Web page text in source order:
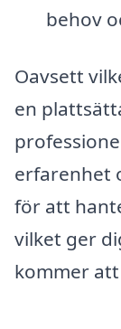
behov
Oavsett
en
erfarenhet
för att
vilket ger
kommer